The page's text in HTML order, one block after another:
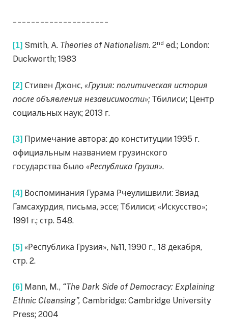
[1] Smith, A. Theories of Nationalism. 2nd ed.; London:
Duckworth; 1983
[2] Стивен Джонс, «Грузия: политическая история
после объявления независимости»; Тбилиси; Центр
социальных наук; 2013 г.
[3] Примечание автора: до конституции 1995 г.
официальным названием грузинского
государства было «Республика Грузия».
[4] Воспоминания Гурама Рчеулишвили: Звиад
Гамсахурдия, письма, эссе; Тбилиси; «Искусство»;
1991 г.; стр. 548.
[5] «Республика Грузия», №11, 1990 г., 18 декабря,
стр. 2.
[6] Mann, M., “The Dark Side of Democracy: Explaining
Ethnic Cleansing”, Cambridge: Cambridge University
Press; 2004